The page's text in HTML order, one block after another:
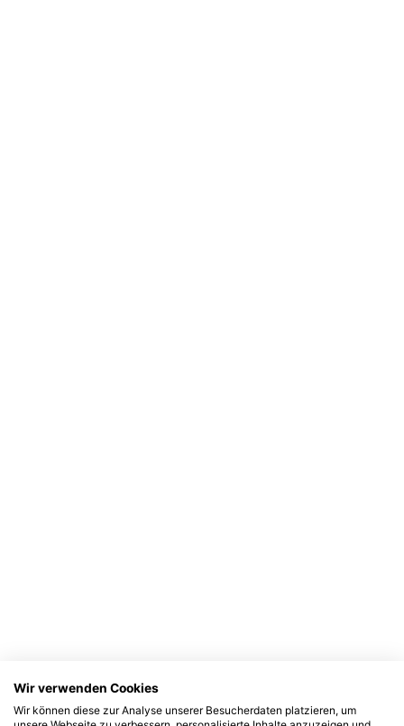
Wir verwenden Cookies
Wir können diese zur Analyse unserer Besucherdaten platzieren, um